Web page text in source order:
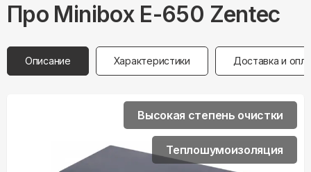
Про Minibox E-650 Zentec
Описание Характеристики Доставка и
Высокая степень очистки
Теплошумоизоляция